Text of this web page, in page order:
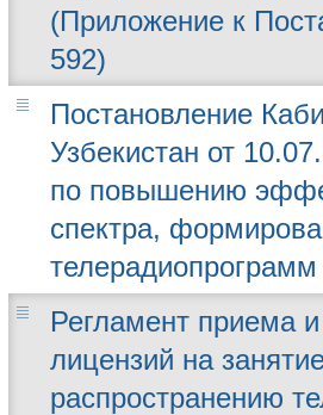
(Приложение к
592)
Постановление
Узбекистан от
по повышению
спектра,
Регламент приема
лицензий на
распространению